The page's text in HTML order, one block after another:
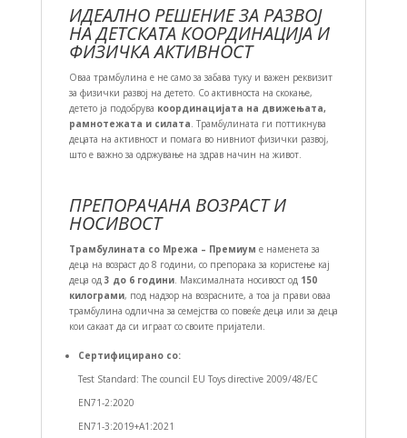
ИДЕАЛНО РЕШЕНИЕ ЗА РАЗВОЈ
НА ДЕТСКАТА КООРДИНАЦИЈА И
ФИЗИЧКА АКТИВНОСТ
Оваа трамбулина е не само за забава туку и важен реквизит
за физички развој на детето. Со активноста на скокање,
детето ја подобрува координацијата на движењата,
рамнотежата и силата. Трамбулината ги поттикнува
децата на активност и помага во нивниот физички развој,
што е важно за одржување на здрав начин на живот.
ПРЕПОРАЧАНА ВОЗРАСТ И
НОСИВОСТ
Трамбулината со Мрежа – Премиум е наменета за
деца на возраст до 8 години, со препорака за користење кај
деца од 3 до 6 години. Максималната носивост од 150
килограми, под надзор на возрасните, а тоа ја прави оваа
трамбулина одлична за семејства со повеќе деца или за деца
кои сакаат да си играат со своите пријатели.
Сертифицирано со:
Test Standard: The council EU Toys directive 2009/48/EC
EN71-2:2020
EN71-3:2019+A1:2021